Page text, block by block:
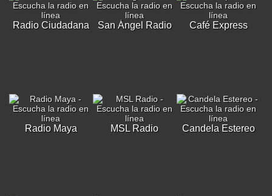
Radio Ciudadana San Ángel Radio Café Express
Radio Maya MSL Radio Candela Estereo